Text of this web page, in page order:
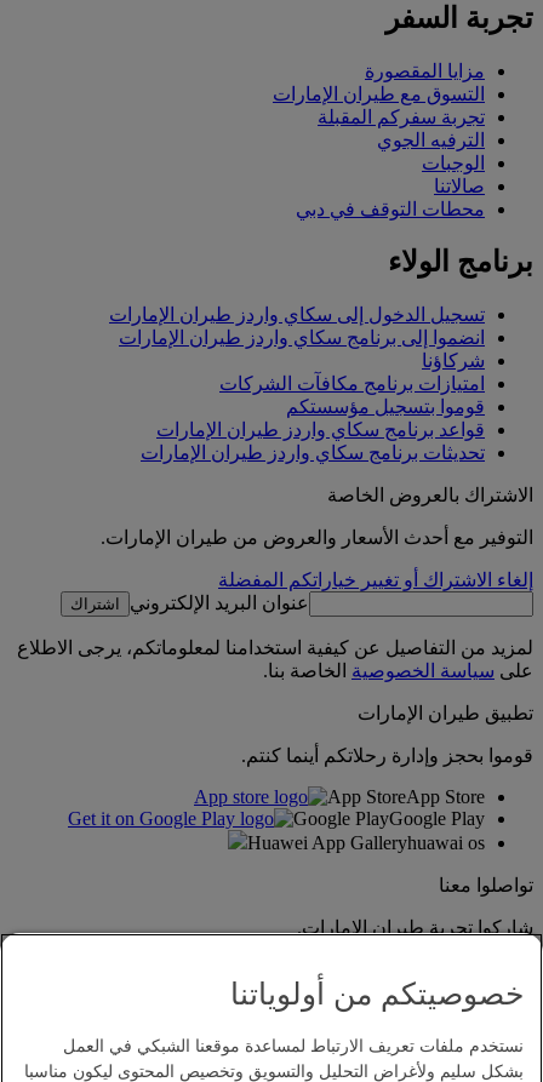
تجربة السفر
مزايا المقصورة
التسوق مع طيران الإمارات
تجربة سفركم المقبلة
الترفيه الجوي
الوجبات
صالاتنا
محطات التوقف في دبي
برنامج الولاء
تسجيل الدخول إلى سكاي واردز طيران الإمارات
انضموا إلى برنامج سكاي واردز طيران الإمارات
شركاؤنا
امتيازات برنامج مكافآت الشركات
قوموا بتسجيل مؤسستكم
قواعد برنامج سكاي واردز طيران الإمارات
تحديثات برنامج سكاي واردز طيران الإمارات
الاشتراك بالعروض الخاصة
التوفير مع أحدث الأسعار والعروض من طيران الإمارات.
إلغاء الاشتراك أو تغيير خياراتكم المفضلة
عنوان البريد الإلكتروني
اشتراك
لمزيد من التفاصيل عن كيفية استخدامنا لمعلوماتكم، يرجى الاطلاع
على سياسة الخصوصية الخاصة بنا.
تطبيق طيران الإمارات
قوموا بحجز وإدارة رحلاتكم أينما كنتم.
App StoreApp Store
Google PlayGoogle Play
Huawei App Galleryhuawai os
تواصلوا معنا
شاركوا تجربة طيران الإمارات.
خصوصيتكم من أولوياتنا
نستخدم ملفات تعريف الارتباط لمساعدة موقعنا الشبكي في العمل
بشكل سليم ولأغراض التحليل والتسويق وتخصيص المحتوى ليكون مناسبا